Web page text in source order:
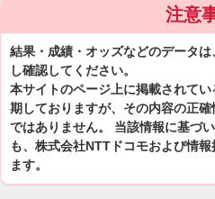
注意
結果・成績・オッズなどのデータ
し確認してください。
本サイトのページ上に掲載されて
期しておりますが、その内容の正
ではありません。 当該情報に基づ
も、株式会社NTTドコモおよび情
ます。